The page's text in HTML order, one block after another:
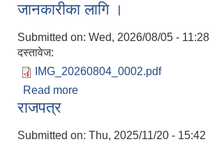
जानकारीका लागि ।
Submitted on: Wed, 2026/08/05 - 11:28
दस्तावेज:
IMG_20260804_0002.pdf
Read more
लागि ।
राजपत्र
Submitted on: Thu, 2025/11/20 - 15:42